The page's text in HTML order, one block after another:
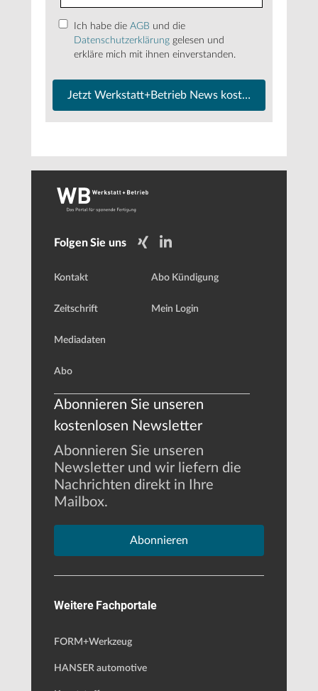
Ich habe die AGB und die
Datenschutzerklärung gelesen und
erkläre mich mit ihnen einverstanden.
Jetzt Werkstatt+Betrieb News kostenfrei
Folgen Sie uns
Kontakt
Zeitschrift
Mediadaten
Abo
Abo Kündigung
Mein Login
Abonnieren Sie unseren
kostenlosen Newsletter
Abonnieren Sie unseren
Newsletter und wir liefern die
Nachrichten direkt in Ihre
Mailbox.
Abonnieren
Weitere Fachportale
FORM+Werkzeug
HANSER automotive